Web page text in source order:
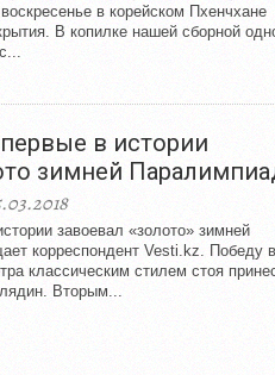
в корейском Пхенчхане
В копилке нашей сборной
в истории
зимней
завоевал «золото» зимней
корреспондент Vesti.kz. Победу в
классическим стилем стоя
Вторым...